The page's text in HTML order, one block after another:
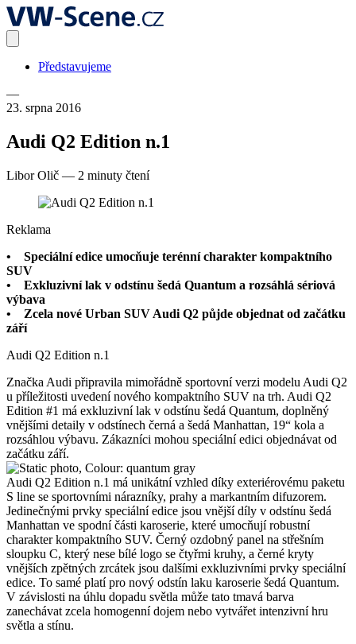
Představujeme
—
23. srpna 2016
Audi Q2 Edition n.1
Libor Olič — 2 minuty čtení
Reklama
• Speciální edice umocňuje terénní charakter kompaktního
SUV
• Exkluzivní lak v odstínu šedá Quantum a rozsáhlá sériová
výbava
• Zcela nové Urban SUV Audi Q2 půjde objednat od začátku
září
Audi Q2 Edition n.1
Značka Audi připravila mimořádně sportovní verzi modelu Audi Q2
u příležitosti uvedení nového kompaktního SUV na trh. Audi Q2
Edition #1 má exkluzivní lak v odstínu šedá Quantum, doplněný
vnějšími detaily v odstínech černá a šedá Manhattan, 19“ kola a
rozsáhlou výbavu. Zákazníci mohou speciální edici objednávat od
začátku září.
Audi Q2 Edition n.1 má unikátní vzhled díky exteriérovému paketu
S line se sportovními nárazníky, prahy a markantním difuzorem.
Jedinečnými prvky speciální edice jsou vnější díly v odstínu šedá
Manhattan ve spodní části karoserie, které umocňují robustní
charakter kompaktního SUV. Černý ozdobný panel na střešním
sloupku C, který nese bílé logo se čtyřmi kruhy, a černé kryty
vnějších zpětných zrcátek jsou dalšími exkluzivními prvky speciální
edice. To samé platí pro nový odstín laku karoserie šedá Quantum.
V závislosti na úhlu dopadu světla může tato tmavá barva
zanechávat zcela homogenní dojem nebo vytvářet intenzivní hru
světla a stínu.